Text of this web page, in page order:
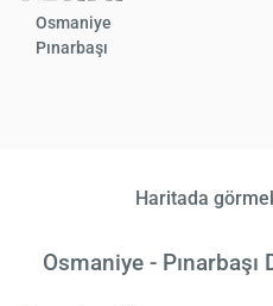
Osmaniye
Pınarbaşı
Haritada
Osmaniye -